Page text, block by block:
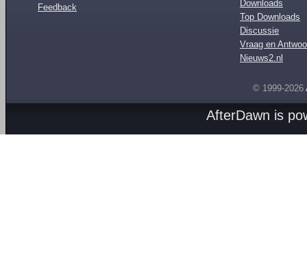
Feedback
Downloads
Top Downloads
Discussie
Vraag en
Nieuws2.nl
© 1999-2026
AfterDawn is